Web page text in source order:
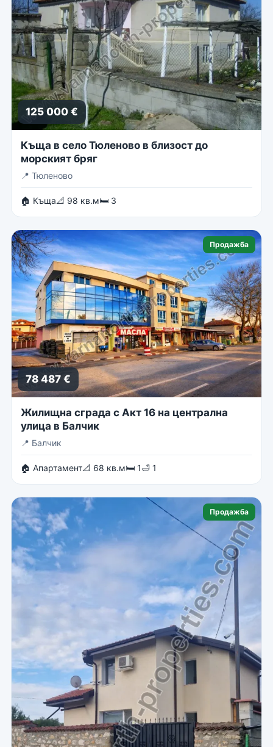
125 000 €
Къща в село Тюленово в близост до
морският бряг
📍 Тюленово
🏠 Къща📐 98 кв.м🛏 3
Продажба
78 487 €
Жилищна сграда с Акт 16 на централна
улица в Балчик
📍 Балчик
🏠 Апартамент📐 68 кв.м🛏 1🛁 1
Продажба